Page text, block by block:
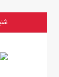
شنبه, ۱۷